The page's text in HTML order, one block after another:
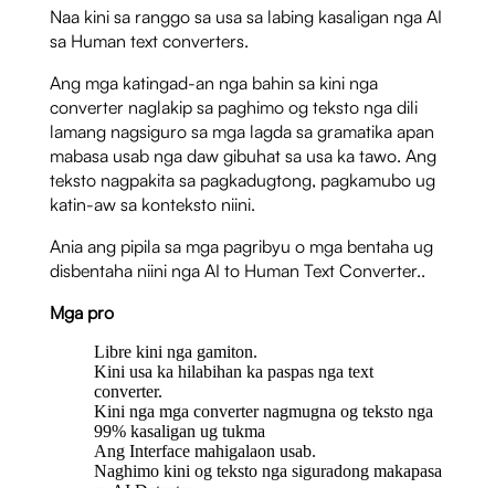
Naa kini sa ranggo sa usa sa labing kasaligan nga AI
sa Human text converters.
Ang mga katingad-an nga bahin sa kini nga
converter naglakip sa paghimo og teksto nga dili
lamang nagsiguro sa mga lagda sa gramatika apan
mabasa usab nga daw gibuhat sa usa ka tawo. Ang
teksto nagpakita sa pagkadugtong, pagkamubo ug
katin-aw sa konteksto niini.
Ania ang pipila sa mga pagribyu o mga bentaha ug
disbentaha niini nga AI to Human Text Converter..
Mga pro
Libre kini nga gamiton.
Kini usa ka hilabihan ka paspas nga text
converter.
Kini nga mga converter nagmugna og teksto nga
99% kasaligan ug tukma
Ang Interface mahigalaon usab.
Naghimo kini og teksto nga siguradong makapasa